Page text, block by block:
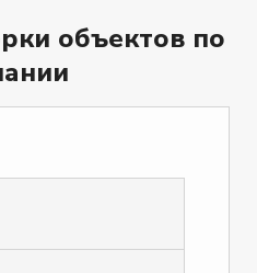
объектов по